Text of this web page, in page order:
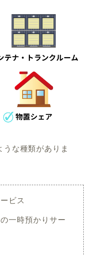
な種類がありま
ビス
一時預かりサー